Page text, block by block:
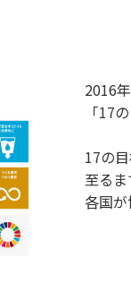
2016
「17
17の
至る
各国